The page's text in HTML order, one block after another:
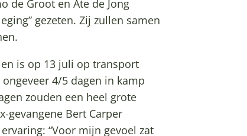
de Groot en Ate de Jong
gezeten. Zij zullen samen
is op 13 juli op transport
4/5 dagen in kamp
zouden een heel grote
gevangene Bert Carper
“Voor mijn gevoel zat